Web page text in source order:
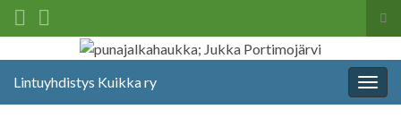
Search for:
Lintuyhdistys Kuikka ry